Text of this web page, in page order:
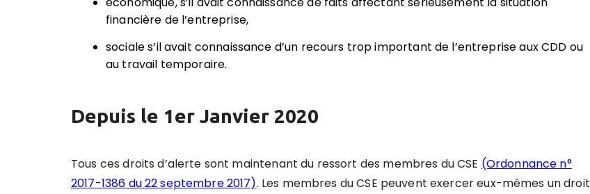
financière de l’entreprise,
sociale s’il avait connaissance d’un recours trop important de l’entreprise aux CDD ou
au travail temporaire.
Depuis le 1er Janvier 2020
Tous ces droits d’alerte sont maintenant du ressort des membres du CSE (Ordonnance n°
2017-1386 du 22 septembre 2017). Les membres du CSE peuvent exercer eux-mêmes un droit